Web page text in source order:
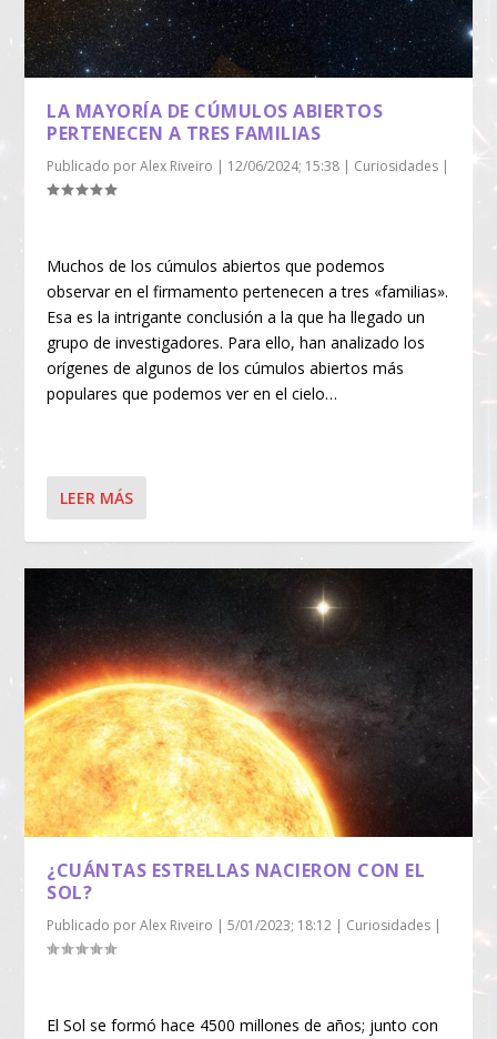
LA MAYORÍA DE CÚMULOS ABIERTOS
PERTENECEN A TRES FAMILIAS
Publicado porAlex Riveiro | 12/06/2024; 15:38 | Curiosidades |
Muchos de los cúmulos abiertos que podemos
observar en el firmamento pertenecen a tres «familias».
Esa es la intrigante conclusión a la que ha llegado un
grupo de investigadores. Para ello, han analizado los
orígenes de algunos de los cúmulos abiertos más
populares que podemos ver en el cielo…
LEER MÁS
¿CUÁNTAS ESTRELLAS NACIERON CON EL
SOL?
Publicado porAlex Riveiro |5/01/2023; 18:12 | Curiosidades |
El Sol se formó hace 4500 millones de años; junto con